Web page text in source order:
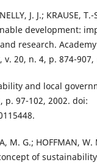
J. J.; KRAUSE,
development:
research.
20, n. 4, p. 874-907,
and local
p. 97-102, 2002. doi:
M. G.; HOFFMAN, W.
of